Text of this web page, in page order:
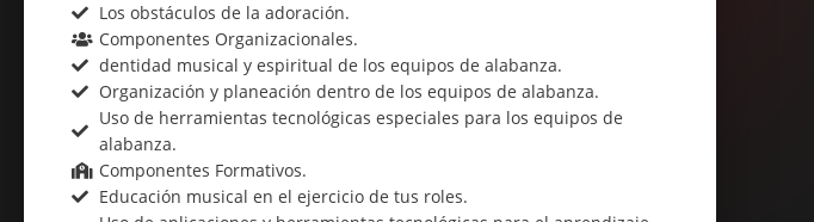
Los obstáculos de la adoración.
Componentes Organizacionales.
dentidad musical y espiritual de los equipos de alabanza.
Organización y planeación dentro de los equipos de alabanza.
Uso de herramientas tecnológicas especiales para los equipos de
alabanza.
Componentes Formativos.
Educación musical en el ejercicio de tus roles.